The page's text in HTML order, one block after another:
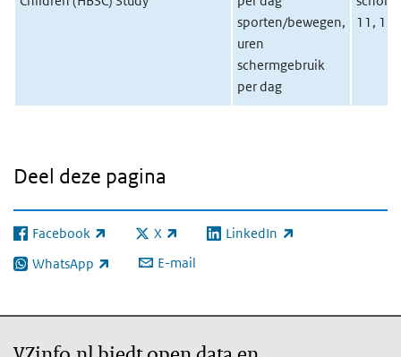
sporten/bewegen,
uren
schermgebruik
per dag
11, 13
Deel deze pagina
Facebook
(externe link) X
(externe link) LinkedIn
(externe link)
WhatsApp
(externe link) E-mail